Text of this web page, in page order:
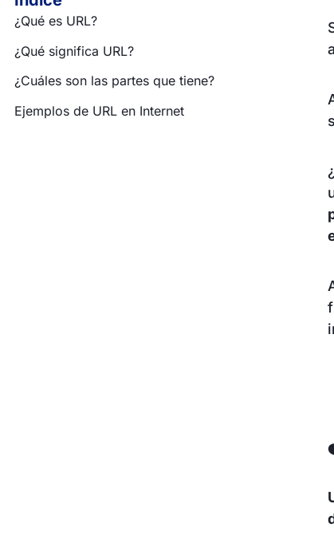
¿Qué es URL?
¿Qué significa URL?
¿Cuáles son las partes que tiene?
Ejemplos de URL en Internet